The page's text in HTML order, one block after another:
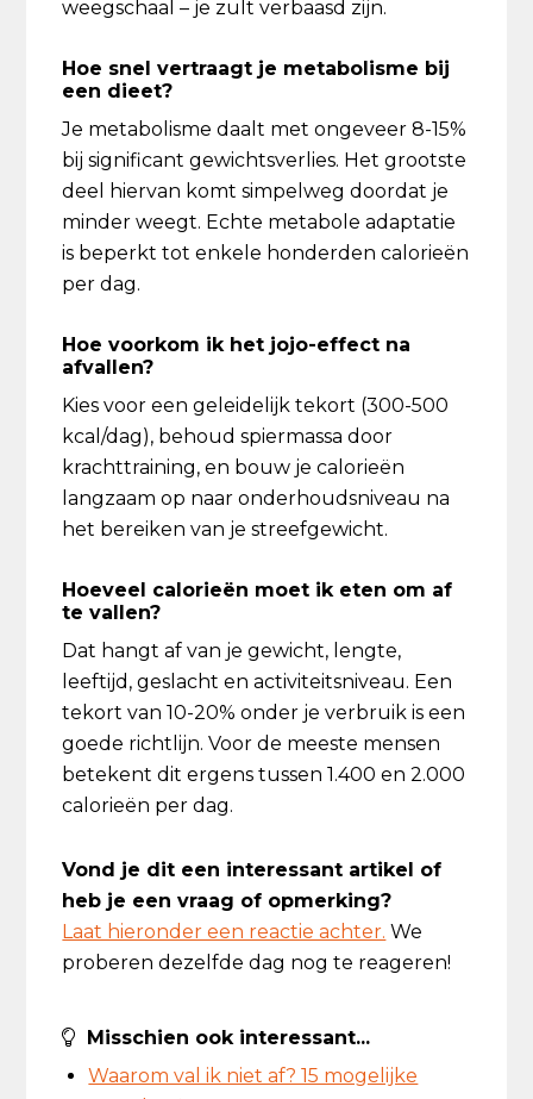
weegschaal – je zult verbaasd zijn.
Hoe snel vertraagt je metabolisme bij
een dieet?
Je metabolisme daalt met ongeveer 8-15%
bij significant gewichtsverlies. Het grootste
deel hiervan komt simpelweg doordat je
minder weegt. Echte metabole adaptatie
is beperkt tot enkele honderden calorieën
per dag.
Hoe voorkom ik het jojo-effect na
afvallen?
Kies voor een geleidelijk tekort (300-500
kcal/dag), behoud spiermassa door
krachttraining, en bouw je calorieën
langzaam op naar onderhoudsniveau na
het bereiken van je streefgewicht.
Hoeveel calorieën moet ik eten om af
te vallen?
Dat hangt af van je gewicht, lengte,
leeftijd, geslacht en activiteitsniveau. Een
tekort van 10-20% onder je verbruik is een
goede richtlijn. Voor de meeste mensen
betekent dit ergens tussen 1.400 en 2.000
calorieën per dag.
Vond je dit een interessant artikel of
heb je een vraag of opmerking?
Laat hieronder een reactie achter. We
proberen dezelfde dag nog te reageren!
Misschien ook interessant...
Waarom val ik niet af? 15 mogelijke